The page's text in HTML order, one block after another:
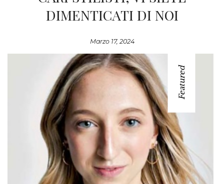
DIMENTICATI DI NOI
Marzo 17, 2024
Featured